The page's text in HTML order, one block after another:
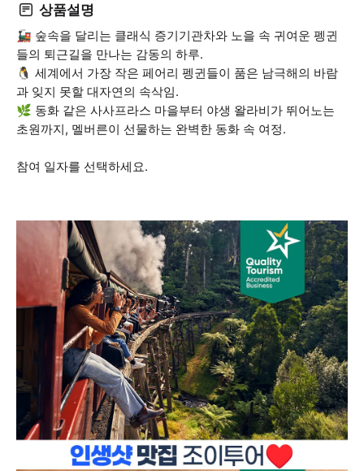
상품설명
🚂 숲속을 달리는 클래식 증기기관차와 노을 속 귀여운 펭귄
들의 퇴근길을 만나는 감동의 하루.
🐧 세계에서 가장 작은 페어리 펭귄들이 품은 남극해의 바람
과 잊지 못할 대자연의 속삭임.
🌿 동화 같은 사사프라스 마을부터 야생 왈라비가 뛰어노는
초원까지, 멜버른이 선물하는 완벽한 동화 속 여정.
참여 일자를 선택하세요.